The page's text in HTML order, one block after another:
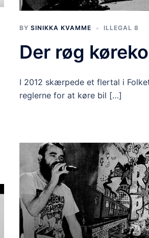
BY SINIKKA KVAMME ILLEGAL 8
Der røg
I 2012 skærpede et flertal i
reglerne for at køre bil […]